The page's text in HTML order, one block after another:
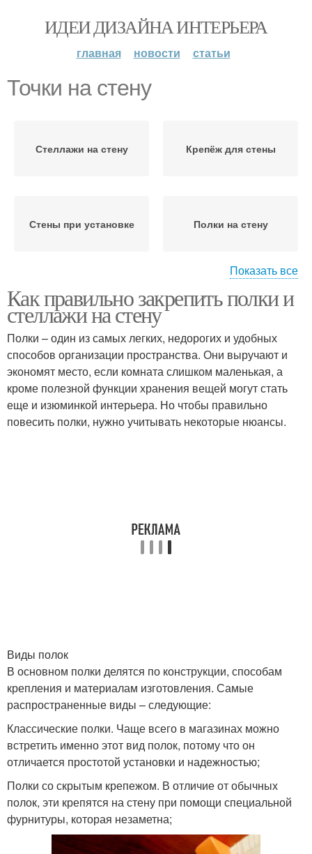
ИДЕИ ДИЗАЙНА ИНТЕРЬЕРА
главная новости статьи
Точки на стену
Стеллажи на стену Крепёж для стены
Стены при установке Полки на стену
Стены при креплении Крепление на стену
Показать все
Как правильно закрепить полки и
стеллажи на стену
Полки – один из самых легких, недорогих и удобных
способов организации пространства. Они выручают и
экономят место, если комната слишком маленькая, а
кроме полезной функции хранения вещей могут стать
еще и изюминкой интерьера. Но чтобы правильно
повесить полки, нужно учитывать некоторые нюансы.
Виды полок
В основном полки делятся по конструкции, способам
крепления и материалам изготовления. Самые
распространенные виды – следующие:
Классические полки. Чаще всего в магазинах можно
встретить именно этот вид полок, потому что он
отличается простотой установки и надежностью;
Полки со скрытым крепежом. В отличие от обычных
полок, эти крепятся на стену при помощи специальной
фурнитуры, которая незаметна;